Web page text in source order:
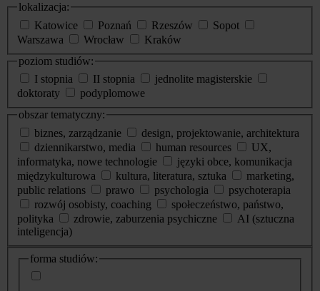
lokalizacja:
Katowice
Poznań Rzeszów
Sopot
Warszawa
Wrocław
Kraków
poziom studiów:
I stopnia
II stopnia
jednolite magisterskie
doktoraty
podyplomowe
obszar tematyczny:
biznes, zarządzanie
design, projektowanie, architektura
dziennikarstwo, media
human resources
UX,
informatyka, nowe technologie
języki obce, komunikacja
międzykulturowa
kultura, literatura, sztuka
marketing,
public relations
prawo psychologia
psychoterapia
rozwój osobisty, coaching
społeczeństwo, państwo,
polityka
zdrowie, zaburzenia psychiczne
AI (sztuczna
inteligencja)
dodatkowe
informacje
forma studiów: